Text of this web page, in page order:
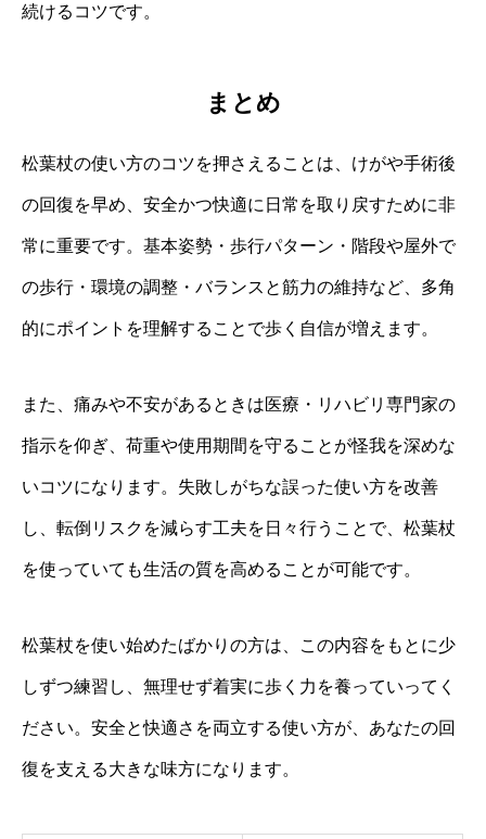
続けるコツです。
まとめ
松葉杖の使い方のコツを押さえることは、けがや手術後
の回復を早め、安全かつ快適に日常を取り戻すために非
常に重要です。基本姿勢・歩行パターン・階段や屋外で
の歩行・環境の調整・バランスと筋力の維持など、多角
的にポイントを理解することで歩く自信が増えます。
また、痛みや不安があるときは医療・リハビリ専門家の
指示を仰ぎ、荷重や使用期間を守ることが怪我を深めな
いコツになります。失敗しがちな誤った使い方を改善
し、転倒リスクを減らす工夫を日々行うことで、松葉杖
を使っていても生活の質を高めることが可能です。
松葉杖を使い始めたばかりの方は、この内容をもとに少
しずつ練習し、無理せず着実に歩く力を養っていってく
ださい。安全と快適さを両立する使い方が、あなたの回
復を支える大きな味方になります。